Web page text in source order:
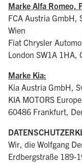
Marke Alfa Romeo,
FCA Austria
Wien
Fiat Chrysler
London SW1A 1HA,
Marke Kia:
Kia Austria GmbH,
KIA MOTORS
60486 Frankfurt,
Wir, die Wolfgang
Erdbergstraße 189-